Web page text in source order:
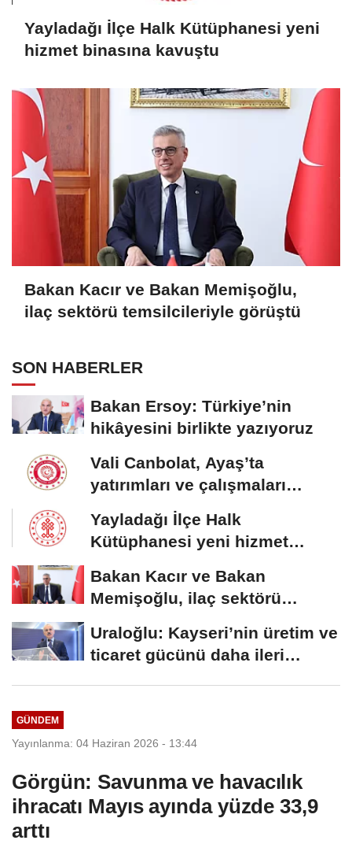
Yayladağı İlçe Halk Kütüphanesi yeni
hizmet binasına kavuştu
Bakan Kacır ve Bakan Memişoğlu,
ilaç sektörü temsilcileriyle görüştü
SON HABERLER
Bakan Ersoy: Türkiye’nin
hikâyesini birlikte yazıyoruz
Vali Canbolat, Ayaş’ta
yatırımları ve çalışmaları
Yayladağı İlçe Halk
Kütüphanesi yeni hizmet
Bakan Kacır ve Bakan
Memişoğlu, ilaç sektörü
Uraloğlu: Kayseri’nin üretim ve
ticaret gücünü daha ileri
GÜNDEM
Yayınlanma: 04 Haziran 2026 - 13:44
Görgün: Savunma ve havacılık
ihracatı Mayıs ayında yüzde 33,9
arttı